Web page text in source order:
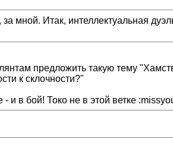
за мной. Итак, интеллектуальная
предложить такую тему
к склочности?"
- и в бой! Токо не в этой ветке